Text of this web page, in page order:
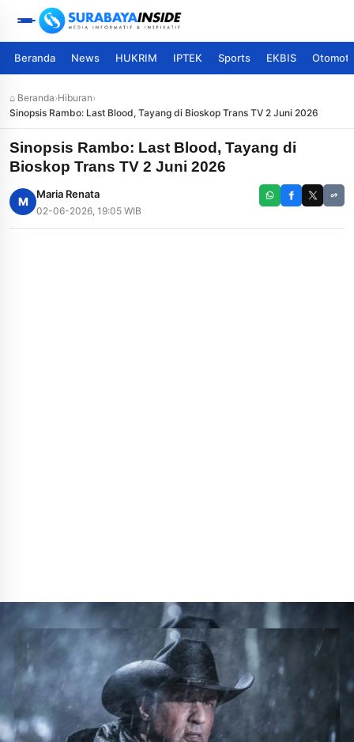
Beranda News HUKRIM IPTEK Sports EKBIS
⌂ Beranda›Hiburan›
Sinopsis Rambo: Last Blood, Tayang di Bioskop Trans TV 2 Juni 2026
Sinopsis Rambo: Last Blood, Tayang di
Bioskop Trans TV 2 Juni 2026
M
Maria Renata
02-06-2026, 19:05 WIB